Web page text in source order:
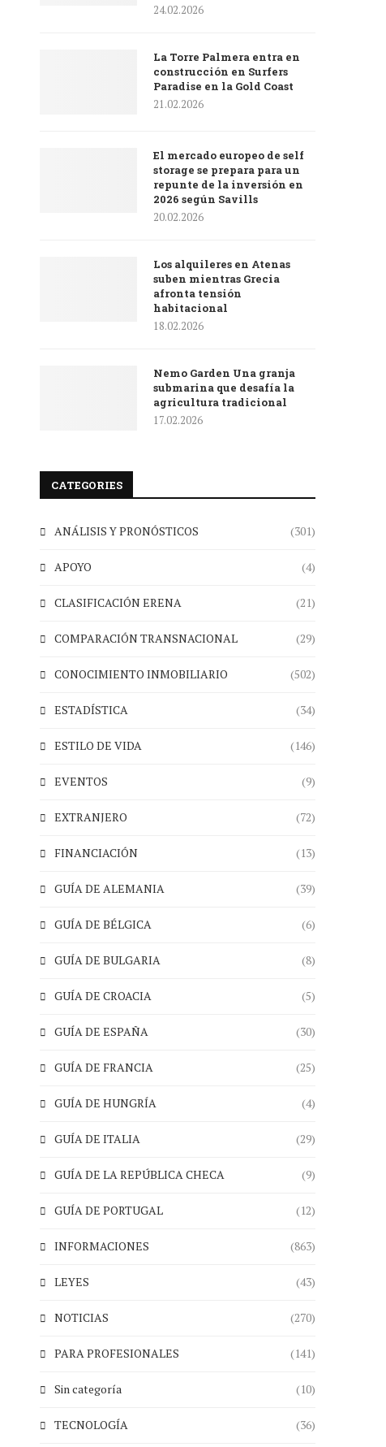
24.02.2026
La Torre Palmera entra en
construcción en Surfers
Paradise en la Gold Coast
21.02.2026
El mercado europeo de self
storage se prepara para un
repunte de la inversión en
2026 según Savills
20.02.2026
Los alquileres en Atenas
suben mientras Grecia
afronta tensión
habitacional
18.02.2026
Nemo Garden Una granja
submarina que desafía la
agricultura tradicional
17.02.2026
CATEGORIES
ANÁLISIS Y PRONÓSTICOS (301)
APOYO (4)
CLASIFICACIÓN ERENA (21)
COMPARACIÓN TRANSNACIONAL (29)
CONOCIMIENTO INMOBILIARIO (502)
ESTADÍSTICA (34)
ESTILO DE VIDA (146)
EVENTOS (9)
EXTRANJERO (72)
FINANCIACIÓN (13)
GUÍA DE ALEMANIA (39)
GUÍA DE BÉLGICA (6)
GUÍA DE BULGARIA (8)
GUÍA DE CROACIA (5)
GUÍA DE ESPAÑA (30)
GUÍA DE FRANCIA (25)
GUÍA DE HUNGRÍA (4)
GUÍA DE ITALIA (29)
GUÍA DE LA REPÚBLICA CHECA (9)
GUÍA DE PORTUGAL (12)
INFORMACIONES (863)
LEYES (43)
NOTICIAS (270)
PARA PROFESIONALES (141)
Sin categoría (10)
TECNOLOGÍA (36)